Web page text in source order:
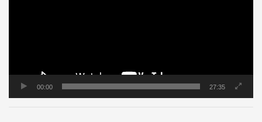
00:00 27:35